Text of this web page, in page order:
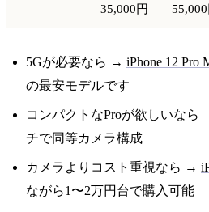
35,000円
55,000
5Gが必要なら → iPhone 12 Pro
の最安モデルです
コンパクトなProが欲しいなら
チで同等カメラ構成
カメラよりコスト重視なら →
ながら1〜2万円台で購入可能